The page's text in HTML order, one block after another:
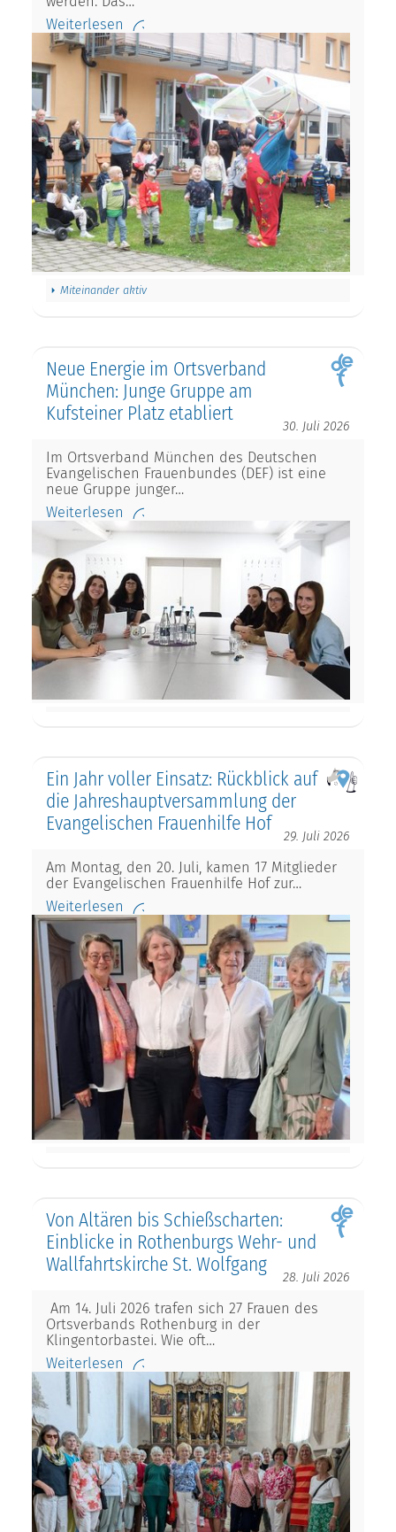
Weiterlesen
Miteinander aktiv
Neue Energie im Ortsverband
München: Junge Gruppe am
Kufsteiner Platz etabliert
30. Juli 2026
Im Ortsverband München des Deutschen
Evangelischen Frauenbundes (DEF) ist eine
neue Gruppe junger…
Weiterlesen
Ein Jahr voller Einsatz: Rückblick auf
die Jahreshauptversammlung der
Evangelischen Frauenhilfe Hof
29. Juli 2026
Am Montag, den 20. Juli, kamen 17 Mitglieder
der Evangelischen Frauenhilfe Hof zur…
Weiterlesen
Von Altären bis Schießscharten:
Einblicke in Rothenburgs Wehr- und
Wallfahrtskirche St. Wolfgang
28. Juli 2026
Am 14. Juli 2026 trafen sich 27 Frauen des
Ortsverbands Rothenburg in der
Klingentorbastei. Wie oft…
Weiterlesen